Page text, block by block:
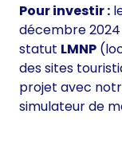
Pour investir :
décembre
statut LMNP
des sites
projet avec
simulateur de